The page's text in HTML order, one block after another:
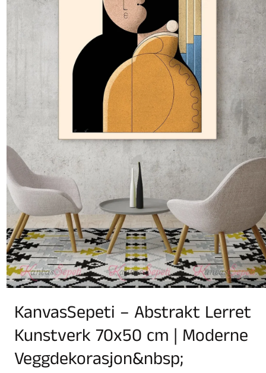
KanvasSepeti – Abstrakt Lerret
Kunstverk 70x50 cm | Moderne
Veggdekorasjon&nbsp;